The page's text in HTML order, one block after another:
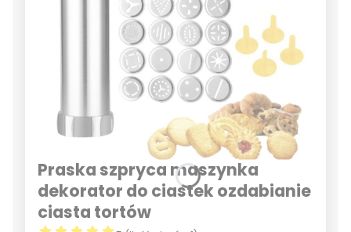
Praska szpryca maszynka
dekorator do ciastek ozdabianie
ciasta tortów